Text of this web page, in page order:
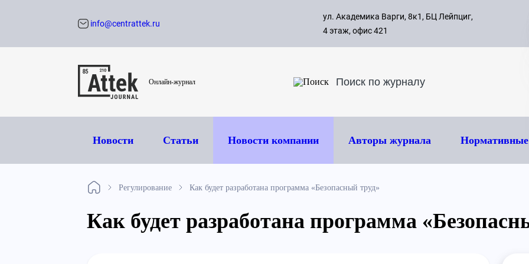
с 09:00
8 495
info@centrattek.ru
ул. Академика Варги, 8к1, БЦ Лейпциг,
4 этаж, офис 421
Онлайн-журнал
Новости Статьи Новости компании Авторы журнала
Регулирование Как будет разработана программа «Безопасный труд»
Как будет разработана программа